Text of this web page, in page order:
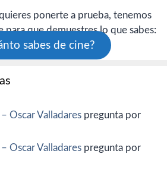
ponerte a prueba, tenemos
para que demuestres lo que sabes:
sabes de cine?
Oscar Valladares pregunta por
Oscar Valladares pregunta por